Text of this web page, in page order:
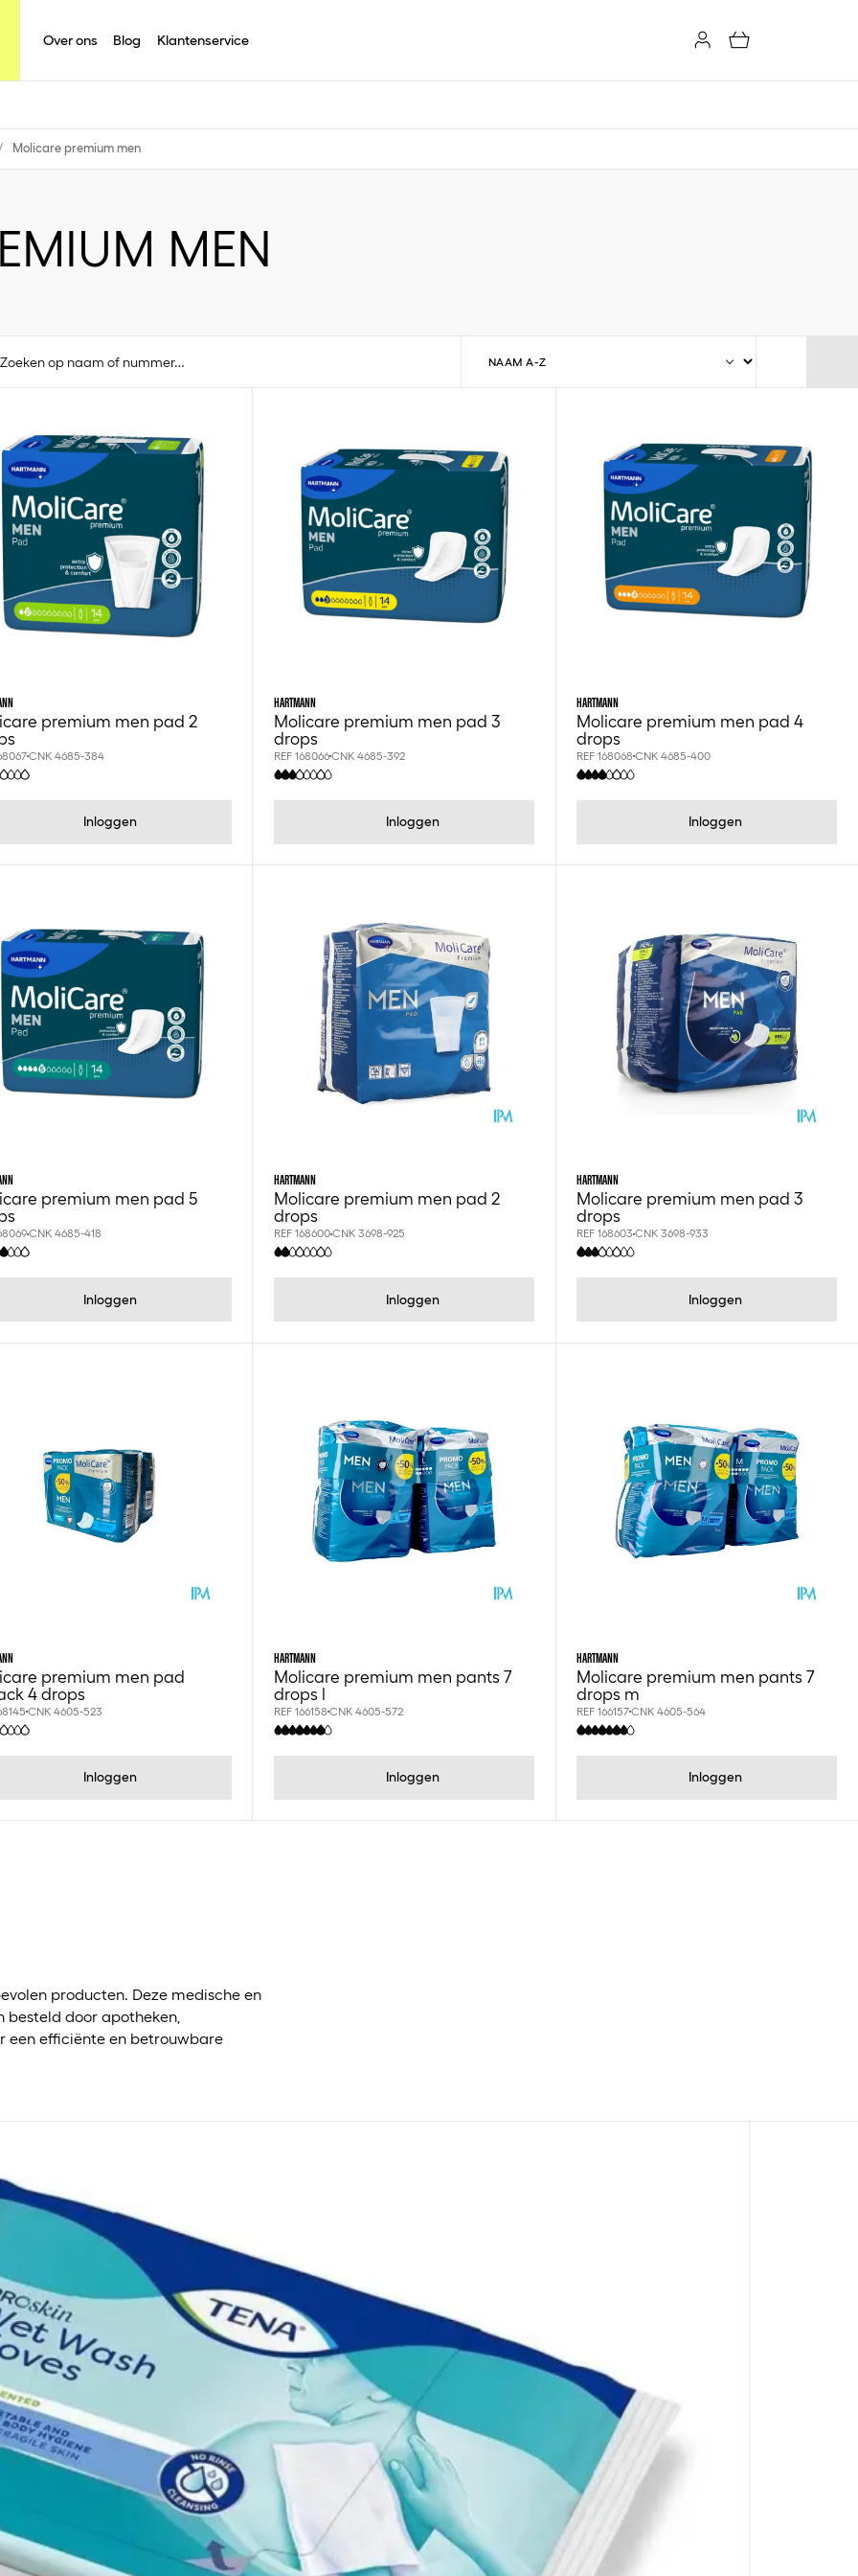
Over ons Blog Klantenservice
Molicare premium men
MEN
premium men pad 2
CNK 4685-384
Inloggen
HARTMANN
Molicare premium men pad 3
drops
REF 168066CNK 4685-392
Inloggen
HARTMANN
Molicare premium men pad 4
drops
REF 168068CNK 4685-400
Inloggen
premium men pad 5
CNK 4685-418
Inloggen
HARTMANN
Molicare premium men pad 2
drops
REF 168600CNK 3698-925
Inloggen
HARTMANN
Molicare premium men pad 3
drops
REF 168603CNK 3698-933
Inloggen
premium men pad
4 drops
CNK 4605-523
Inloggen
HARTMANN
Molicare premium men pants 7
drops l
REF 166158 CNK 4605-572
Inloggen
HARTMANN
Molicare premium men pants 7
drops m
REF 166157CNK 4605-564
Inloggen
producten. Deze medische en
door apotheken,
een efficiënte en betrouwbare